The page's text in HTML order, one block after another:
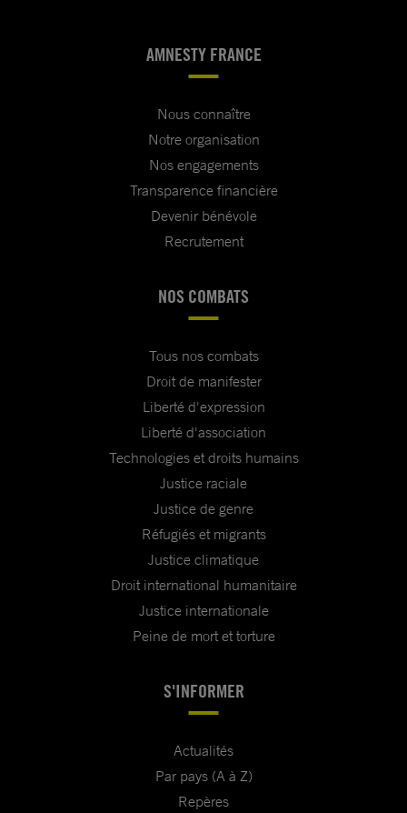
AMNESTY FRANCE
Nous connaître
Notre organisation
Nos engagements
Transparence financière
Devenir bénévole
Recrutement
NOS COMBATS
Tous nos combats
Droit de manifester
Liberté d'expression
Liberté d'association
Technologies et droits humains
Justice raciale
Justice de genre
Réfugiés et migrants
Justice climatique
Droit international humanitaire
Justice internationale
Peine de mort et torture
S'INFORMER
Actualités
Par pays (A à Z)
Repères